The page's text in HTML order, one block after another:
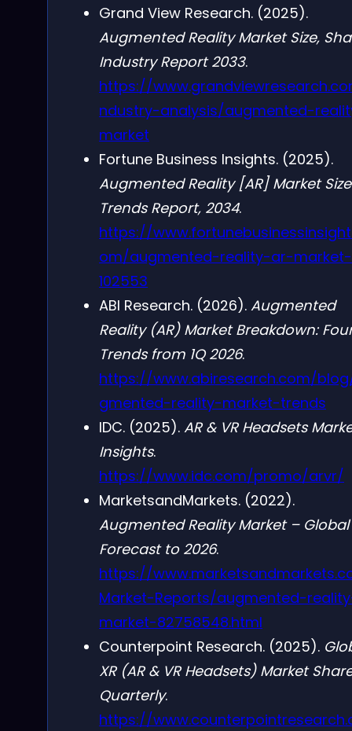
Grand View Research. (2025).
Augmented Reality Market Size,
Industry Report 2033.
https://
ndustry-analysis/augmented-
market
Fortune Business Insights. (2025).
Augmented Reality [AR] Market
Trends Report, 2034.
https://
om/augmented-reality-ar-market-
102553
ABI Research. (2026). Augmented
Reality (AR) Market Breakdown:
Trends from 1Q 2026.
https://www.abiresearch.com/
gmented-reality-market-trends
IDC. (2025). AR & VR Headsets
Insights.
https://www.idc.com/promo/arvr/
MarketsandMarkets. (2022).
Augmented Reality Market – Global
Forecast to 2026.
https://
Market-Reports/augmented-
market-82758548.html
Counterpoint Research. (2025).
XR (AR & VR Headsets) Market
Quarterly.
https://